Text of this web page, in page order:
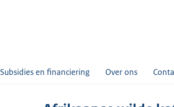
Subsidies en financiering Over ons